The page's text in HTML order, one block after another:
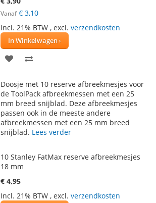
Vanaf € 3,10
Incl. 21% BTW , excl. verzendkosten
In Winkelwagen
VOEG
AAN
VERLANGLIJST
TE
VERGELIJKEN
Doosje met 10 reserve afbreekmesjes voor
de ToolPack afbreekmessen met een 25
mm breed snijblad. Deze afbreekmesjes
passen ook in de meeste andere
afbreekmessen met een 25 mm breed
snijblad. Lees verder
10 Stanley FatMax reserve afbreekmesjes
18 mm
€ 4,95
Incl. 21% BTW , excl. verzendkosten